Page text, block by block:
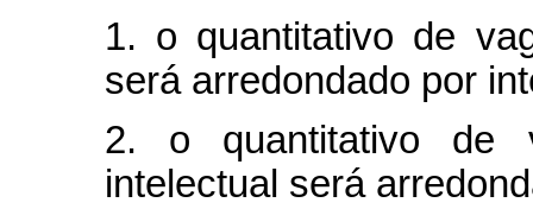
1. o quantitativo de
será arredondado por
2. o quantitativo de
intelectual será